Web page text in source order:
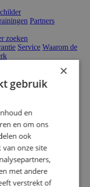
Partners
zoeken
Service Waarom de
×
gebruik
en
en om ons
ook
onze site
met andere
verstrekt of